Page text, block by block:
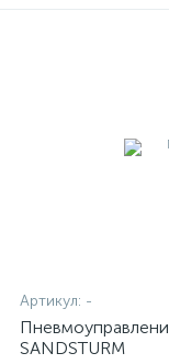
Артикул: -
SANDSTURM